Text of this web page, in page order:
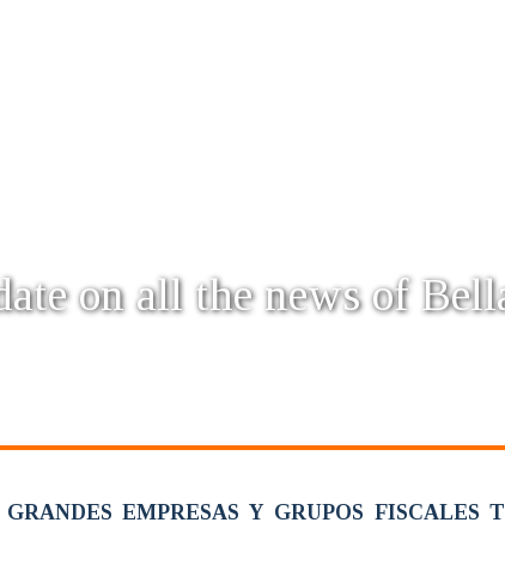
on all the news of
EMPRESAS Y GRUPOS